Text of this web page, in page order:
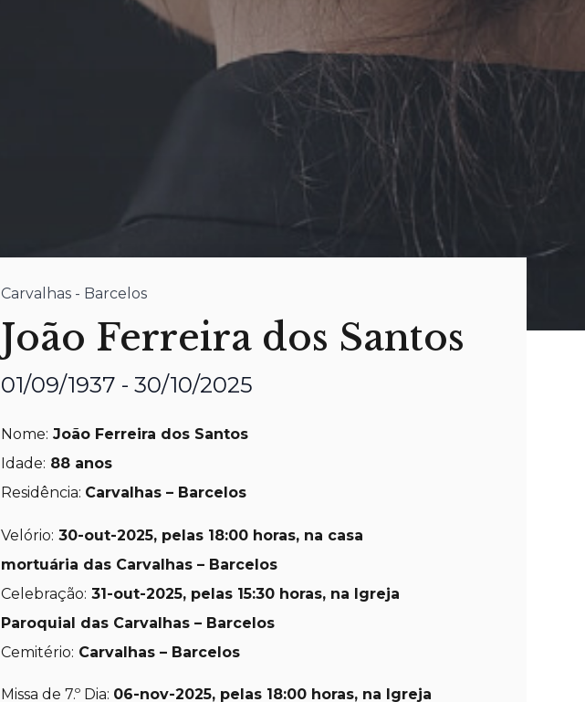
Carvalhas - Barcelos
João Ferreira dos Santos
01/09/1937 - 30/10/2025
Nome: João Ferreira dos Santos
Idade: 88 anos
Residência: Carvalhas – Barcelos
Velório: 30-out-2025, pelas 18:00 horas, na casa
mortuária das Carvalhas – Barcelos
Celebração: 31-out-2025, pelas 15:30 horas, na Igreja
Paroquial das Carvalhas – Barcelos
Cemitério: Carvalhas – Barcelos
Missa de 7.º Dia: 06-nov-2025, pelas 18:00 horas, na Igreja